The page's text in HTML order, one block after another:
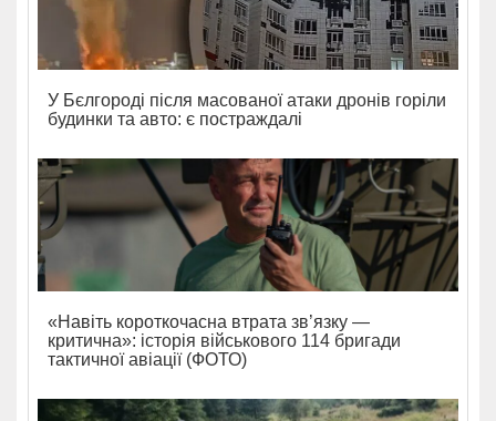
У Бєлгороді після масованої атаки дронів горіли
будинки та авто: є постраждалі
«Навіть короткочасна втрата зв’язку —
критична»: історія військового 114 бригади
тактичної авіації (ФОТО)